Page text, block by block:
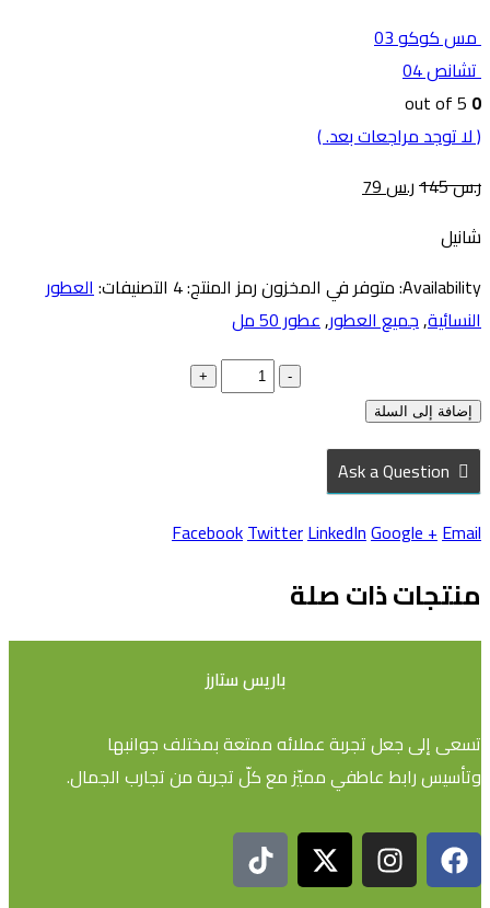
مس كوكو 03
تشانص 04
0
( لا توجد مراجعات بعد. )
ر.س145 ر.س79
شانيل
Availability: متوفر في المخزونرمز المنتج:4 التصنيفات:العطور
النسائية,جميع العطور,عطور 50 مل
-
+
إضافة إلى السلة
Ask a Question
FacebookTwitterLinkedInGoogle +Email
منتجات ذات صلة
باريس ستارز
تسعى إلى جعل تجربة عملائه ممتعة بمختلف جوانبها
وتأسيس رابط عاطفي مميّز مع كلّ تجربة من تجارب الجمال.